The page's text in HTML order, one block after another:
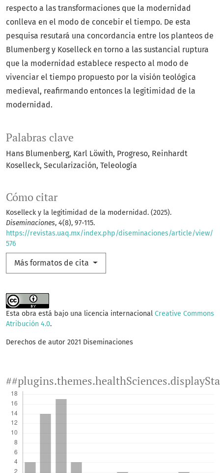
Palabras clave
Hans Blumenberg Karl Löwith Progreso Reinhardt
Koselleck Secularización Teleología
Cómo citar
Koselleck y la legitimidad de la modernidad. (2025).
Diseminaciones, 4(8), 97-115.
https://revistas.uaq.mx/index.php/diseminaciones/article/view/
576
Más formatos de cita
respecto a las transformaciones que la modernidad
conlleva en el modo de concebir el tiempo. De esta
pesquisa resutará una concordancia entre los planteos de
Blumenberg y Koselleck en torno a las sustancial ruptura
que la modernidad establece respecto al modo de
vivenciar el tiempo propuesto por la visión teológica
medieval, reafirmando entonces la legitimidad de la
modernidad.
Esta obra está bajo una licencia internacional Creative Commons
Atribución 4.0.
Derechos de autor 2021 Diseminaciones